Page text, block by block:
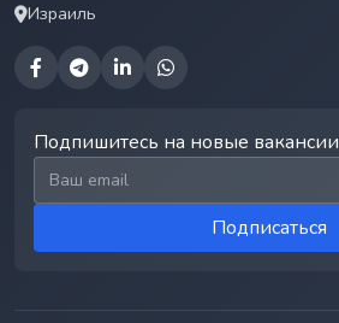
Израиль
Подпишитесь на новые вакансии
Email для подписки
Подписаться